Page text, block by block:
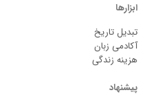
ابزارها
تبدیل تاریخ
آکادمی زبان
هزینه زندگی
پیشنهاد